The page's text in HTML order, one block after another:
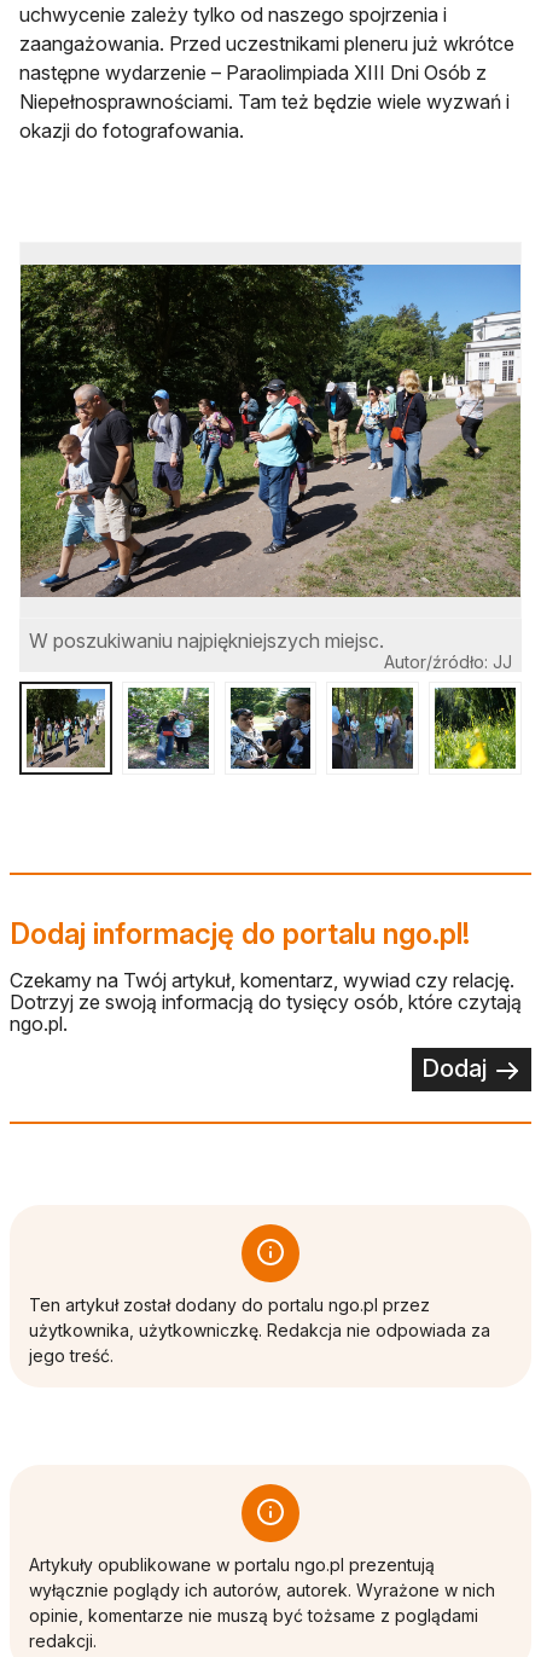
uchwycenie zależy tylko od naszego spojrzenia i
zaangażowania. Przed uczestnikami pleneru już wkrótce
następne wydarzenie – Paraolimpiada XIII Dni Osób z
Niepełnosprawnościami. Tam też będzie wiele wyzwań i
okazji do fotografowania.
W poszukiwaniu najpiękniejszych miejsc.
Autor/źródło: JJ
Dodaj informację do portalu ngo.pl!
Czekamy na Twój artykuł, komentarz, wywiad czy relację.
Dotrzyj ze swoją informacją do tysięcy osób, które czytają
ngo.pl.
Dodaj
Ten artykuł został dodany do portalu ngo.pl przez
użytkownika, użytkowniczkę. Redakcja nie odpowiada za
jego treść.
Artykuły opublikowane w portalu ngo.pl prezentują
wyłącznie poglądy ich autorów, autorek. Wyrażone w nich
opinie, komentarze nie muszą być tożsame z poglądami
redakcji.